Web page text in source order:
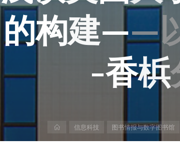
的构建——
-香梹
信息科技 图书情报与数字图书馆